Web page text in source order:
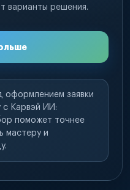
варианты решения.
оформлением заявки
с Карвэй ИИ:
поможет точнее
мастеру и